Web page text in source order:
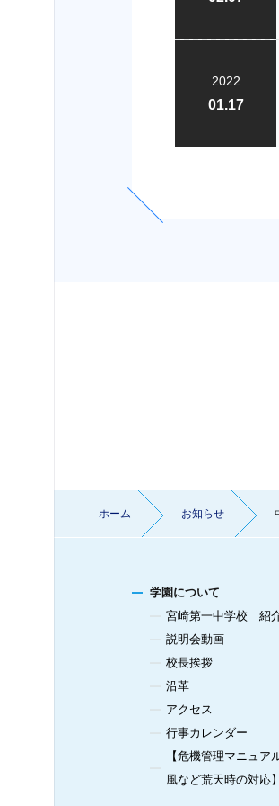
2022
01.17
ホーム お知らせ
学園について
宮崎第一中学校 紹
説明会動画
校長挨拶
沿革
アクセス
行事カレンダー
【危機管理マニュア
風など荒天時の対応